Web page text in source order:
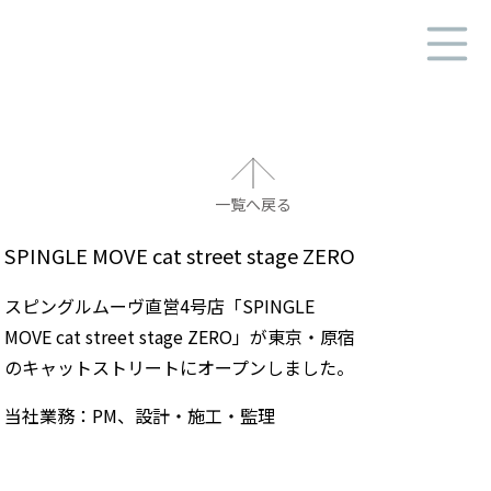
業務実績
業務案内
会社概要
会社案内-PDF-
採用情報
一覧へ戻る
SPINGLE MOVE cat street stage ZERO
スピングルムーヴ直営4号店「SPINGLE
MOVE cat street stage ZERO」が東京・原宿
のキャットストリートにオープンしました。
当社業務：PM、設計・施工・監理